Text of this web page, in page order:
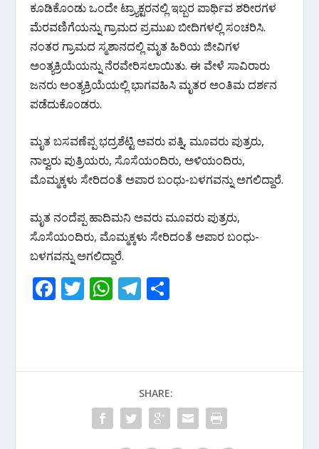
ಕೂಡಿಕೊಂಡು ಒಂದೇ ಟ್ರ್ಯಾಕ್ಟರನಲ್ಲಿ ಇಬ್ಬರ ಪಾರ್ಥಿವ ಶರೀರಗಳ
ಮೆರವಣಿಗೆಯನ್ನು ಗ್ರಾಮದ ಪ್ರಮುಖ ಬೀದಿಗಳಲ್ಲಿ ಸಂಚರಿಸಿ.
ನಂತರ ಗ್ರಾಮದ ಸ್ಮಶಾನದಲ್ಲಿ ಮೃತ ಹಿರಿಯ ಜೀವಿಗಳ
ಅಂತ್ಯಕ್ರಿಯೆಯನ್ನು ನೆರವೇರಿಸಲಾಯಿತು. ಈ ವೇಳೆ ಸಾವಿರಾರು
ಜನರು ಅಂತ್ಯಕ್ರಿಯೆಯಲ್ಲಿ ಭಾಗವಹಿಸಿ ಮೃತರ ಅಂತಿಮ ದರ್ಶನ
ಪಡೆದುಕೊಂಡರು.
ಮೃತ ಬಸವಣೆಪ್ಪ ಭದ್ರಶೆಟ್ಟಿ ಅವರು ಪತ್ನಿ, ಮೂವರು ಪುತ್ರರು,
ನಾಲ್ವರು ಪುತ್ರಿಯರು, ಸೊಸೆಯಂದಿರು, ಅಳಿಯಂದಿರು,
ಮೊಮ್ಮಕ್ಕಳು ಸೇರಿದಂತೆ ಅಪಾರ ಬಂಧು-ಬಳಗವನ್ನು ಅಗಲಿದ್ದಾರೆ.
ಮೃತ ನಂದೆಪ್ಪ ಹಾದಿಮನಿ ಅವರು ಮೂವರು ಪುತ್ರರು,
ಸೊಸೆಯಂದಿರು, ಮೊಮ್ಮಕ್ಕಳು ಸೇರಿದಂತೆ ಅಪಾರ ಬಂಧು-
ಬಳಗವನ್ನು ಅಗಲಿದ್ದಾರೆ.
F
o
T W
A
p
p
T
a
m
SHARE: